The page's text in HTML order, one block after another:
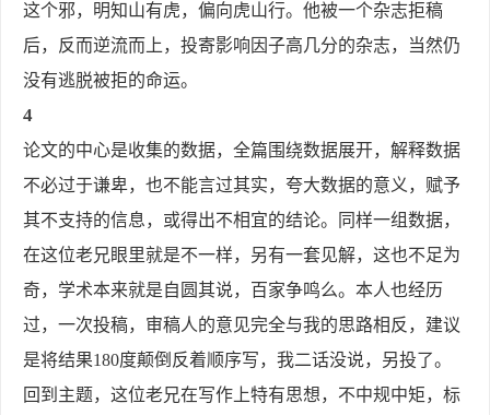
这个邪，明知山有虎，偏向虎山行。他被一个杂志拒稿
后，反而逆流而上，投寄影响因子高几分的杂志，当然仍
没有逃脱被拒的命运。
4
论文的中心是收集的数据，全篇围绕数据展开，解释数据
不必过于谦卑，也不能言过其实，夸大数据的意义，赋予
其不支持的信息，或得出不相宜的结论。同样一组数据，
在这位老兄眼里就是不一样，另有一套见解，这也不足为
奇，学术本来就是自圆其说，百家争鸣么。本人也经历
过，一次投稿，审稿人的意见完全与我的思路相反，建议
是将结果180度颠倒反着顺序写，我二话没说，另投了。
回到主题，这位老兄在写作上特有思想，不中规中矩，标